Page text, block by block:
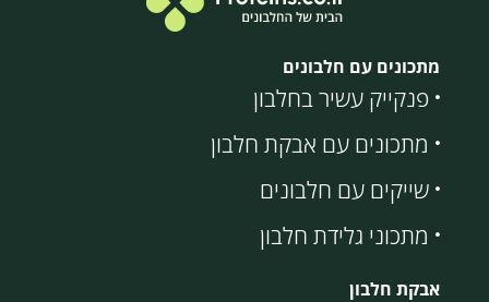
מתכונים עם חלבונים
פנקייק עשיר בחלבון
מתכונים עם אבקת חלבון
שייקים עם חלבונים
מתכוני גלידת חלבון
אבקת חלבון